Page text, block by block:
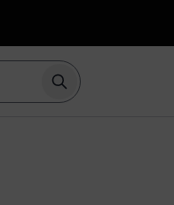
Suche mit